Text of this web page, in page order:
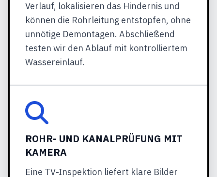
Verlauf, lokalisieren das Hindernis und
können die Rohrleitung entstopfen, ohne
unnötige Demontagen. Abschließend
testen wir den Ablauf mit kontrolliertem
Wassereinlauf.
ROHR- UND KANALPRÜFUNG MIT
KAMERA
Eine TV-Inspektion liefert klare Bilder